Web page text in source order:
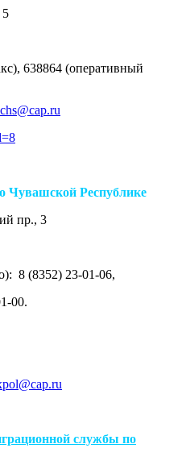
5
638864 (оперативный
Республике
пр., 3
8 (8352) 23-01-06,
00.
службы по